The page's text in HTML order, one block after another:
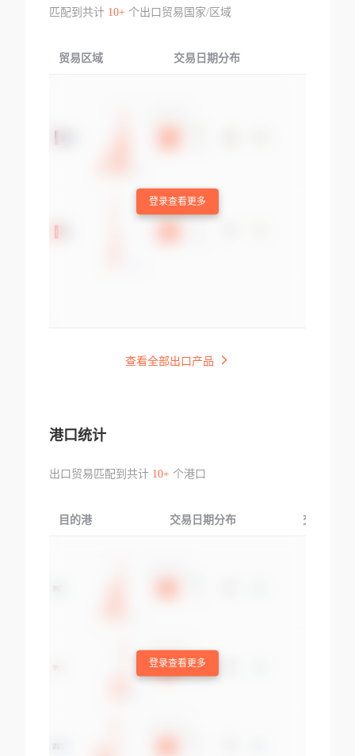
匹配到共计 10+个出口贸易国家/区域
贸易区域 交易日期分布
登录查看更多
查看全部出口产品
港口统计
出口贸易匹配到共计 10+个港口
目的港 交易日期分布 交易产品
登录查看更多